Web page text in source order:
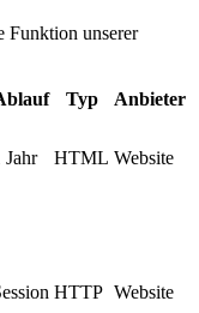
Funktion unserer
Typ Anbieter
Jahr HTML Website
HTTP Website